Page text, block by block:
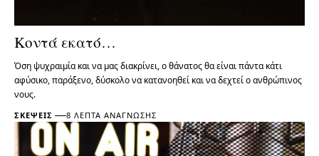
Κοντά εκατό…
Όση ψυχραιμία και να μας διακρίνει, ο θάνατος θα είναι πάντα κάτι
αφύσικο, παράξενο, δύσκολο να κατανοηθεί και να δεχτεί ο ανθρώπινος
νους.
ΣΚΈΨΕΙΣ 8 ΛΕΠΤΆ ΑΝΆΓΝΩΣΗΣ